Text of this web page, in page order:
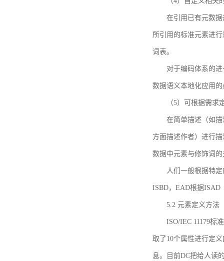
在引用已有元数
所引用的标准元素进
词表。
对于编码体系的
数据语义本地化应用
（5）可根据需求
在简单描述（如
方面描述作者）进行
数据中元素与修饰词
人们一般根据特
ISBD，EAD根据ISAD
5.2 元素定义方法
ISO/IEC 11179标
取了10个属性进行定
息。目前DC把给人读